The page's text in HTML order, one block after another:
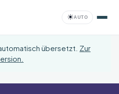
☀AUTO
übersetzt. Zur